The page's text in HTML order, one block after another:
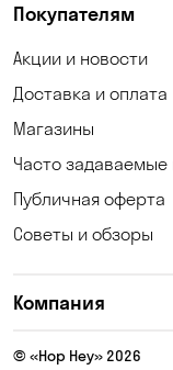
Покупателям
Акции и новости
Доставка и оплата
Магазины
Часто
Публичная оферта
Советы и обзоры
Компания
© «Hop Hey» 2026